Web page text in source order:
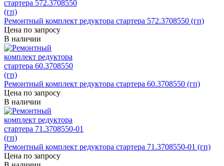
Ремонтный комплект редуктора стартера 572.3708550 (гп)
Цена по запросу
В наличии
Ремонтный комплект редуктора стартера 60.3708550 (гп)
Цена по запросу
В наличии
Ремонтный комплект редуктора стартера 71.3708550-01 (гп)
Цена по запросу